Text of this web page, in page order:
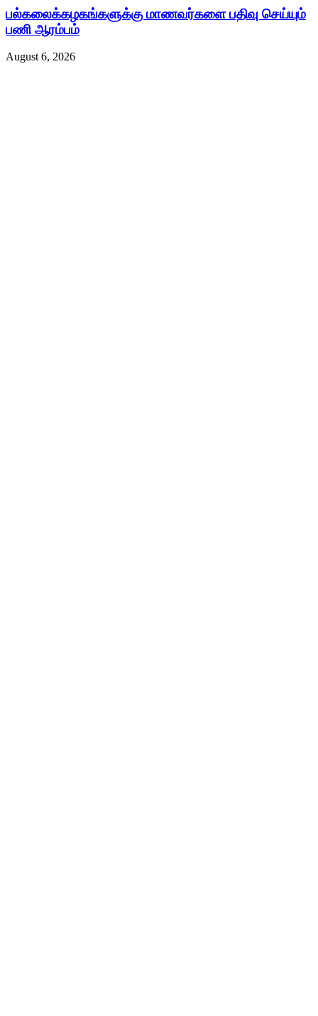
பல்கலைக்கழகங்களுக்கு மாணவர்களை பதிவு செய்யும்
பணி ஆரம்பம்
August 6, 2026